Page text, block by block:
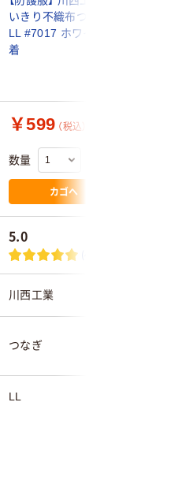
いきり不織布つなぎ
LL #7017 ホワイト 1
着
￥599 （税込）
数量
カゴへ
5.0
(4)
川西工業
つなぎ
LL